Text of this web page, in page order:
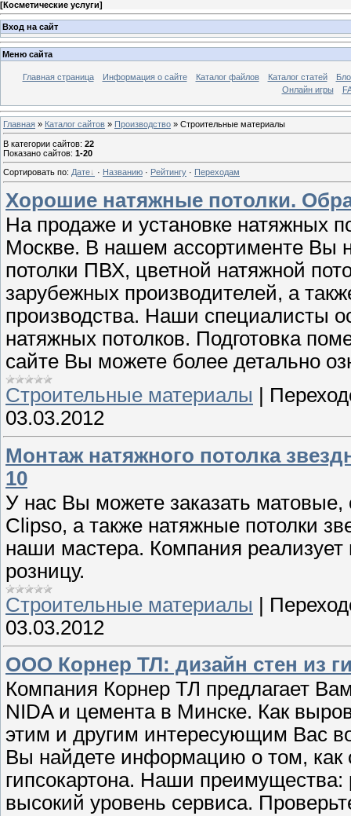
[Косметические услуги]
Вход на сайт
Меню сайта
Главная страница Информация о сайте Каталог файлов Каталог статей
Онлайн игры
Главная » Каталог сайтов » Производство » Строительные материалы
В категории сайтов: 22
Показано сайтов: 1-20
Сортировать по: Дате · Названию · Рейтингу · Переходам
Хорошие натяжные потолки.
На продаже и установке натяжных
Москве. В нашем ассортименте Вы
потолки ПВХ, цветной натяжной
зарубежных производителей, а
производства. Наши специалисты
натяжных потолков. Подготовка
сайте Вы можете более детально
Строительные материалы
03.03.2012
Монтаж натяжного потолка
10
У нас Вы можете заказать
Clipso, а также натяжные потолки
наши мастера. Компания реализует
розницу.
Строительные материалы |
03.03.2012
ООО Корнер ТЛ: дизайн стен из
Компания Корнер ТЛ предлагает
NIDA и цемента в Минске. Как
этим и другим интересующим Вас
Вы найдете информацию о том,
гипсокартона. Наши
высокий уровень сервиса.